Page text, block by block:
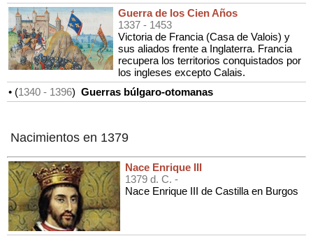
Guerra de los Cien Años
1337 - 1453
Victoria de Francia (Casa de Valois) y
sus aliados frente a Inglaterra. Francia
recupera los territorios conquistados por
los ingleses excepto Calais.
• (1340 - 1396) Guerras búlgaro-otomanas
Nacimientos en 1379
Nace Enrique III
1379 d. C. -
Nace Enrique III de Castilla en Burgos